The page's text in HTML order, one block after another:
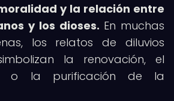
y la relación entre
y los dioses. En muchas
los relatos de diluvios
la renovación, el
o la purificación de la